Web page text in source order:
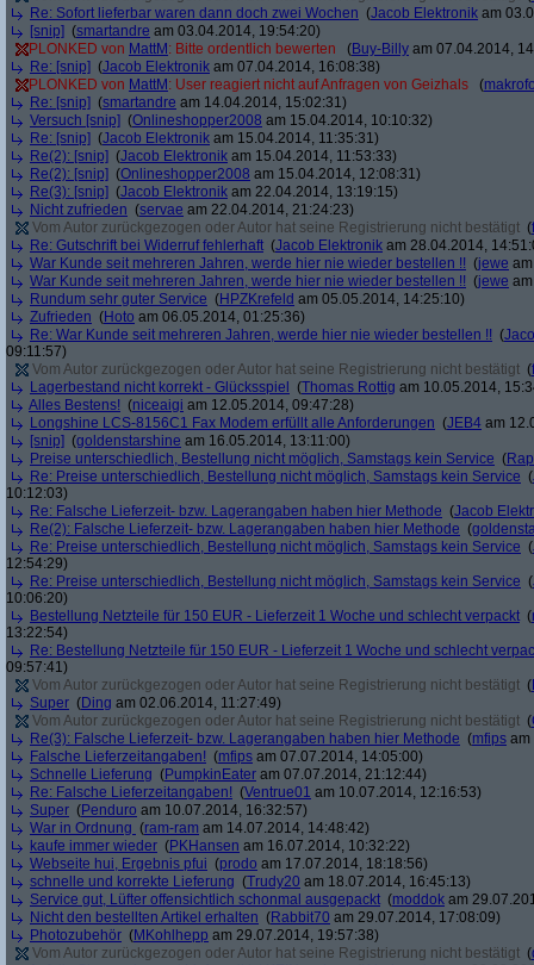
Re: Sofort lieferbar waren dann doch zwei Wochen (Jacob Elektronik am
[snip] (smartandre am 03.04.2014, 19:54:20)
PLONKED von MattM : Bitte ordentlich bewerten (Buy-Billy am 07.04.2014,
Re: [snip] (Jacob Elektronik am 07.04.2014, 16:08:38)
PLONKED von MattM : User reagiert nicht auf Anfragen von Geizhals (
Re: [snip] (smartandre am 14.04.2014, 15:02:31)
Versuch [snip] (Onlineshopper2008 am 15.04.2014, 10:10:32)
Re: [snip] (Jacob Elektronik am 15.04.2014, 11:35:31)
Re(2): [snip] (Jacob Elektronik am 15.04.2014, 11:53:33)
Re(2): [snip] (Onlineshopper2008 am 15.04.2014, 12:08:31)
Re(3): [snip] (Jacob Elektronik am 22.04.2014, 13:19:15)
Nicht zufrieden (servae am 22.04.2014, 21:24:23)
Vom Autor zurückgezogen oder Autor hat seine Registrierung nicht bestätigt (
Re: Gutschrift bei Widerruf fehlerhaft (Jacob Elektronik am 28.04.2014,
War Kunde seit mehreren Jahren, werde hier nie wieder bestellen !! (jewe
War Kunde seit mehreren Jahren, werde hier nie wieder bestellen !! (jewe
Rundum sehr guter Service (HPZKrefeld am 05.05.2014, 14:25:10)
Zufrieden (Hoto am 06.05.2014, 01:25:36)
Re: War Kunde seit mehreren Jahren, werde hier nie wieder bestellen !! (
09:11:57)
Vom Autor zurückgezogen oder Autor hat seine Registrierung nicht bestätigt (
Lagerbestand nicht korrekt - Glücksspiel
(Thomas Rottig am 10.05.2014,
Alles Bestens! (niceaigi am 12.05.2014, 09:47:28)
Longshine LCS-8156C1 Fax Modem erfüllt alle Anforderungen (JEB4 am
[snip] (goldenstarshine am 16.05.2014, 13:11:00)
Preise unterschiedlich, Bestellung nicht möglich, Samstags kein Service (
Re: Preise unterschiedlich, Bestellung nicht möglich, Samstags kein Service (
10:12:03)
Re: Falsche Lieferzeit- bzw. Lagerangaben haben hier Methode (Jacob
Re(2): Falsche Lieferzeit- bzw. Lagerangaben haben hier Methode (
Re: Preise unterschiedlich, Bestellung nicht möglich, Samstags kein Service (
12:54:29)
Re: Preise unterschiedlich, Bestellung nicht möglich, Samstags kein Service (
10:06:20)
Bestellung Netzteile für 150 EUR - Lieferzeit 1 Woche und schlecht verpackt (
13:22:54)
Re: Bestellung Netzteile für 150 EUR - Lieferzeit 1 Woche und schlecht
09:57:41)
Vom Autor zurückgezogen oder Autor hat seine Registrierung nicht bestätigt (
Super (Ding am 02.06.2014, 11:27:49)
Vom Autor zurückgezogen oder Autor hat seine Registrierung nicht bestätigt (
Re(3): Falsche Lieferzeit- bzw. Lagerangaben haben hier Methode (mfips am
Falsche Lieferzeitangaben! (mfips am 07.07.2014, 14:05:00)
Schnelle Lieferung (PumpkinEater am 07.07.2014, 21:12:44)
Re: Falsche Lieferzeitangaben! (Ventrue01 am 10.07.2014, 12:16:53)
Super (Penduro am 10.07.2014, 16:32:57)
War in Ordnung (ram-ram am 14.07.2014, 14:48:42)
kaufe immer wieder (PKHansen am 16.07.2014, 10:32:22)
Webseite hui, Ergebnis pfui (prodo am 17.07.2014, 18:18:56)
schnelle und korrekte Lieferung (Trudy20 am 18.07.2014, 16:45:13)
Service gut, Lüfter offensichtlich schonmal ausgepackt (moddok am
Nicht den bestellten Artikel erhalten (Rabbit70 am 29.07.2014, 17:08:09)
Photozubehör (MKohlhepp am 29.07.2014, 19:57:38)
Vom Autor zurückgezogen oder Autor hat seine Registrierung nicht bestätigt (